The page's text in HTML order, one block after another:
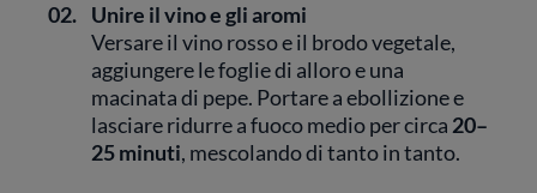
02. Unire il vino e gli aromi
Versare il vino rosso e il brodo vegetale,
aggiungere le foglie di alloro e una
macinata di pepe. Portare a ebollizione e
lasciare ridurre a fuoco medio per circa 20–
25 minuti, mescolando di tanto in tanto.